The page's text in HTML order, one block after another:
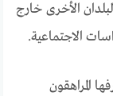
الأخرى خارج
الاجتماعية.
المراهقون